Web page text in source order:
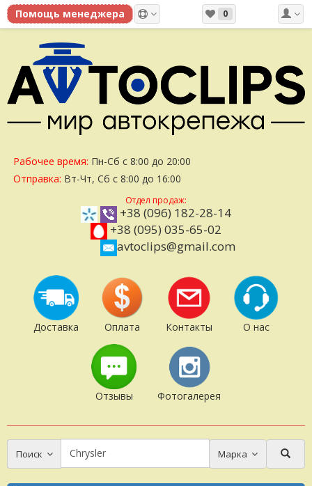
0
Рабочее время: Пн-Сб с 8:00 до 20:00
Отправка: Вт-Чт, Сб с 8:00 до 16:00
Отдел продаж:
+38 (096) 182-28-14
+38 (095) 035-65-02
avtoclips@gmail.com
Доставка Оплата Контакты О нас
Отзывы Фотогалерея
Поиск Марка